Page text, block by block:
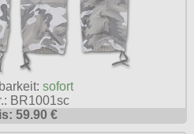
sofort
BR1001sc
59.90 €